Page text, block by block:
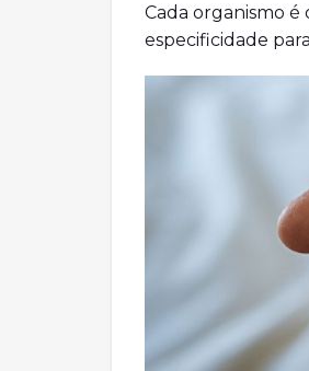
Cada organismo
especificidade